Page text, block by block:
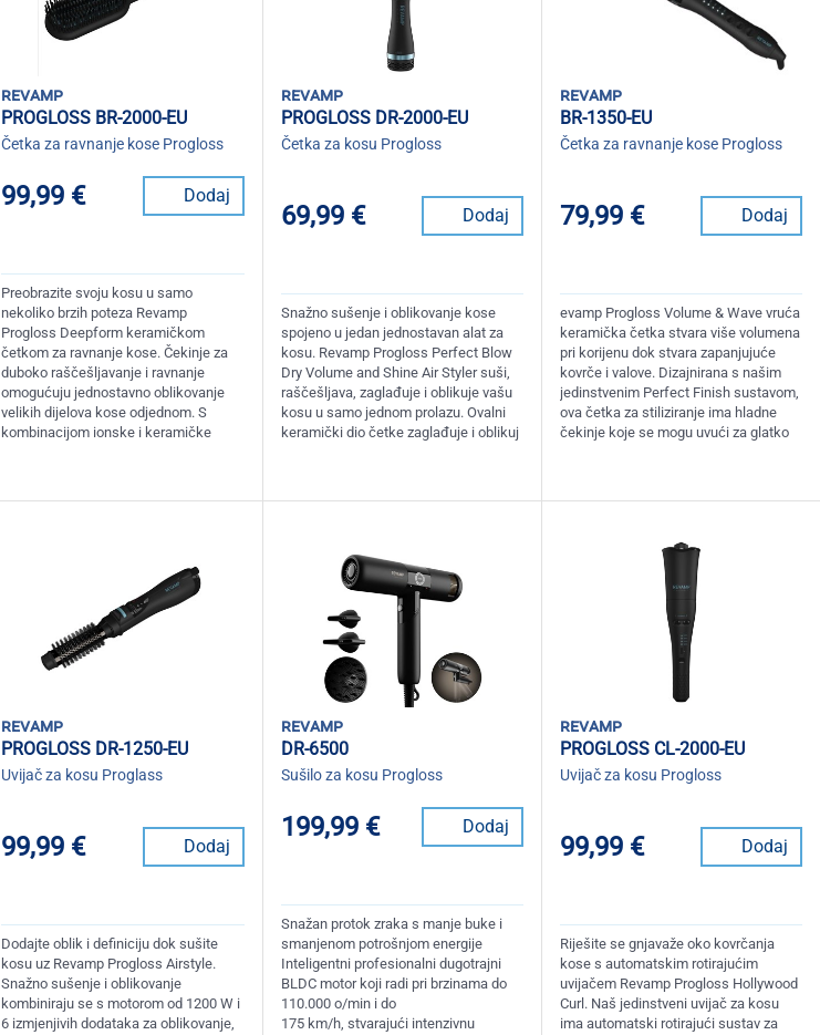
revamp
PROGLOSS BR-2000-EU
Četka za ravnanje kose Progloss
99,99 € Dodaj
Preobrazite svoju kosu u samo
nekoliko brzih poteza Revamp
Progloss Deepform keramičkom
četkom za ravnanje kose. Čekinje za
duboko raščešljavanje i ravnanje
omogućuju jednostavno oblikovanje
velikih dijelova kose odjednom. S
kombinacijom ionske i keramičke
revamp
PROGLOSS DR-2000-EU
Četka za kosu Progloss
69,99 € Dodaj
Snažno sušenje i oblikovanje kose
spojeno u jedan jednostavan alat za
kosu. Revamp Progloss Perfect Blow
Dry Volume and Shine Air Styler suši,
raščešljava, zaglađuje i oblikuje vašu
kosu u samo jednom prolazu. Ovalni
keramički dio četke zaglađuje i oblikuj
revamp
BR-1350-EU
Četka za ravnanje kose Progloss
79,99 € Dodaj
evamp Progloss Volume & Wave vruća
keramička četka stvara više volumena
pri korijenu dok stvara zapanjujuće
kovrče i valove. Dizajnirana s našim
jedinstvenim Perfect Finish sustavom,
ova četka za stiliziranje ima hladne
čekinje koje se mogu uvući za glatko
revamp
PROGLOSS DR-1250-EU
Uvijač za kosu Proglass
99,99 € Dodaj
Dodajte oblik i definiciju dok sušite
kosu uz Revamp Progloss Airstyle.
Snažno sušenje i oblikovanje
kombiniraju se s motorom od 1200 W i
6 izmjenjivih dodataka za oblikovanje,
revamp
DR-6500
Sušilo za kosu Progloss
199,99 € Dodaj
Snažan protok zraka s manje buke i
smanjenom potrošnjom energije
Inteligentni profesionalni dugotrajni
BLDC motor koji radi pri brzinama do
110.000 o/min i do
175 km/h, stvarajući intenzivnu
revamp
PROGLOSS CL-2000-EU
Uvijač za kosu Progloss
99,99 € Dodaj
Riješite se gnjavaže oko kovrčanja
kose s automatskim rotirajućim
uvijačem Revamp Progloss Hollywood
Curl. Naš jedinstveni uvijač za kosu
ima automatski rotirajući sustav za